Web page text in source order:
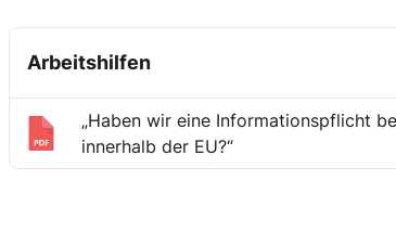
Arbeitshilfen
„Haben wir eine Informationspflicht
innerhalb der EU?“